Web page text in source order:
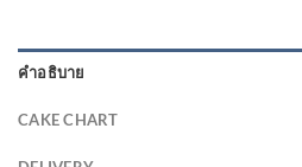
คำอธิบาย
CAKE CHART